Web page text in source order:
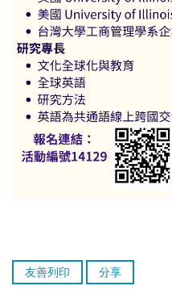
友善列印 分享